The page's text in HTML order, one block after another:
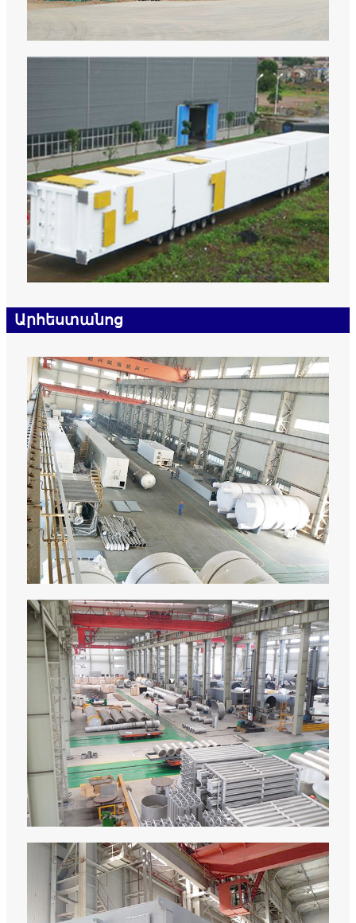
Արհեստանոց